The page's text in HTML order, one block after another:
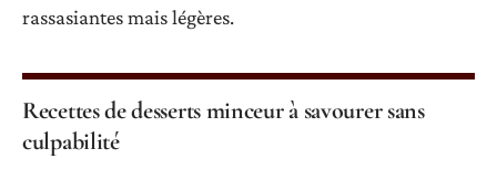
rassasiantes mais légères.
Recettes de desserts minceur à savourer sans
culpabilité